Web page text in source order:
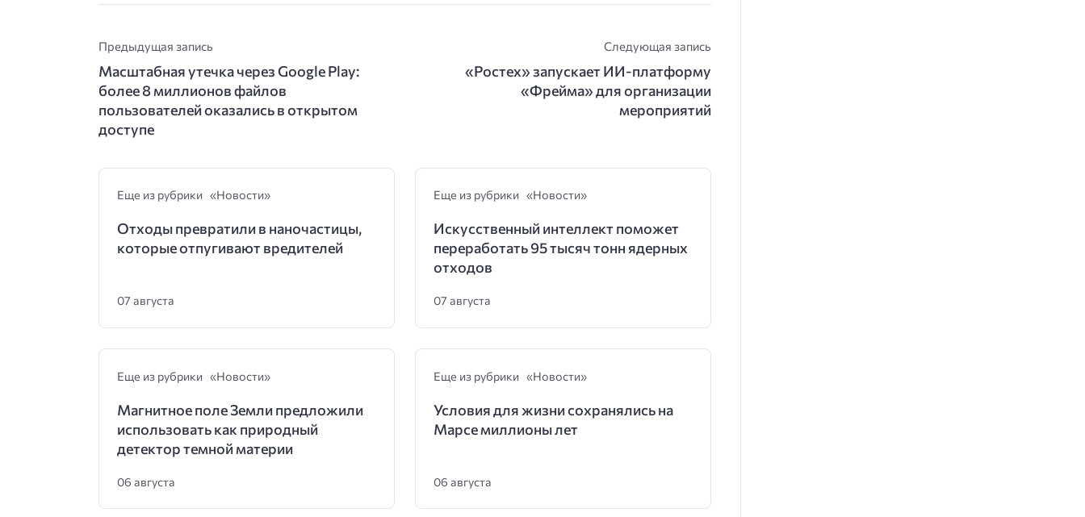
Предыдущая запись
Масштабная утечка через Google Play:
более 8 миллионов файлов
пользователей оказались в открытом
доступе
Следующая запись
«Ростех» запускает ИИ-платформу
«Фрейма» для организации
мероприятий
Еще из рубрики «Новости»
Отходы превратили в наночастицы,
которые отпугивают вредителей
07 августа
Еще из рубрики «Новости»
Искусственный интеллект поможет
переработать 95 тысяч тонн ядерных
отходов
07 августа
Еще из рубрики «Новости»
Магнитное поле Земли предложили
использовать как природный
детектор темной материи
06 августа
Еще из рубрики «Новости»
Условия для жизни сохранялись на
Марсе миллионы лет
06 августа